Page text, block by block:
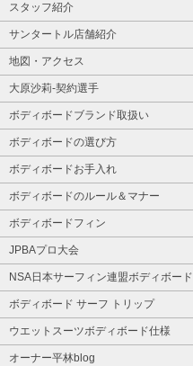
スタッフ紹介
サンタートル店舗紹介
地図・アクセス
大原沙莉-契約選手
ボディボードブランド取扱い
ボディボードの選び方
ボディボードお手入れ
ボディボードのルール＆マナー
ボディボードフィン
JPBAプロ大会
NSA日本サーフィン連盟ボディボード
ボディボード サーフ トリップ
ウエットスーツボディボード仕様
オーナー平林blog